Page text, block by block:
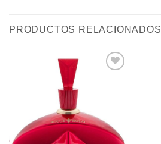
PRODUCTOS RELACIONADOS